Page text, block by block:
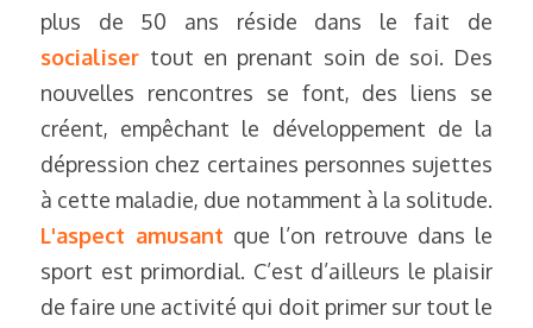
socialiser tout en prenant soin de soi. Des
nouvelles rencontres se font, des liens se
créent, empêchant le développement de la
dépression chez certaines personnes sujettes
L'aspect amusant que l’on retrouve dans le
sport est primordial. C’est d’ailleurs le plaisir
de faire une activité qui doit primer sur tout le